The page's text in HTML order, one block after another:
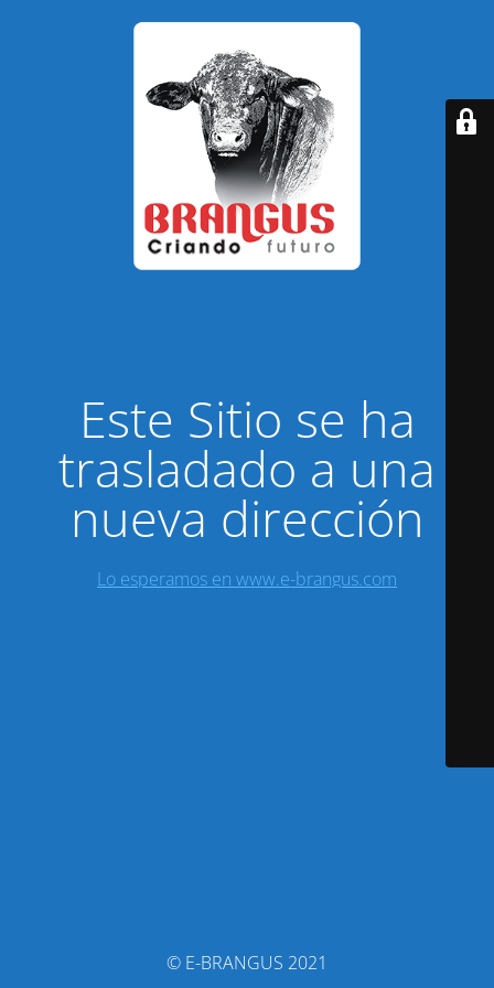
Este Sitio se ha
trasladado a una
nueva dirección
Lo esperamos en www.e-brangus.com
© E-BRANGUS 2021